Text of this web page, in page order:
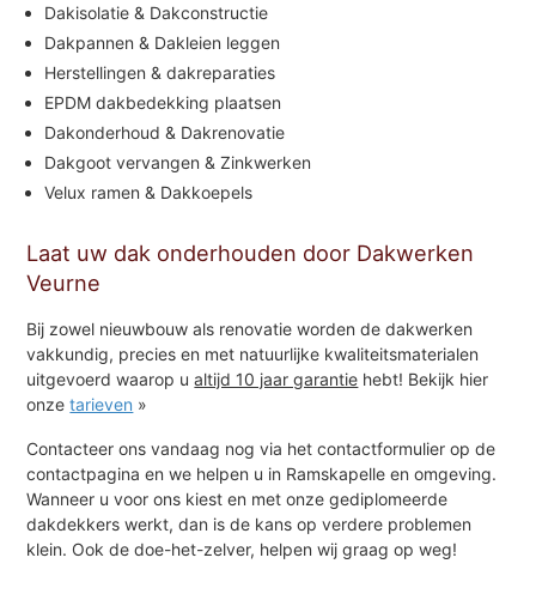
Dakisolatie & Dakconstructie
Dakpannen & Dakleien leggen
Herstellingen & dakreparaties
EPDM dakbedekking plaatsen
Dakonderhoud & Dakrenovatie
Dakgoot vervangen & Zinkwerken
Velux ramen & Dakkoepels
Laat uw dak onderhouden door Dakwerken
Veurne
Bij zowel nieuwbouw als renovatie worden de dakwerken
vakkundig, precies en met natuurlijke kwaliteitsmaterialen
uitgevoerd waarop ualtijd 10 jaar garantie hebt! Bekijk hier
onzetarieven »
Contacteer ons vandaag nog via het contactformulier op de
contactpagina en we helpen u in Ramskapelle en omgeving.
Wanneer u voor ons kiest en met onze gediplomeerde
dakdekkers werkt, dan is de kans op verdere problemen
klein. Ook de doe-het-zelver, helpen wij graag op weg!